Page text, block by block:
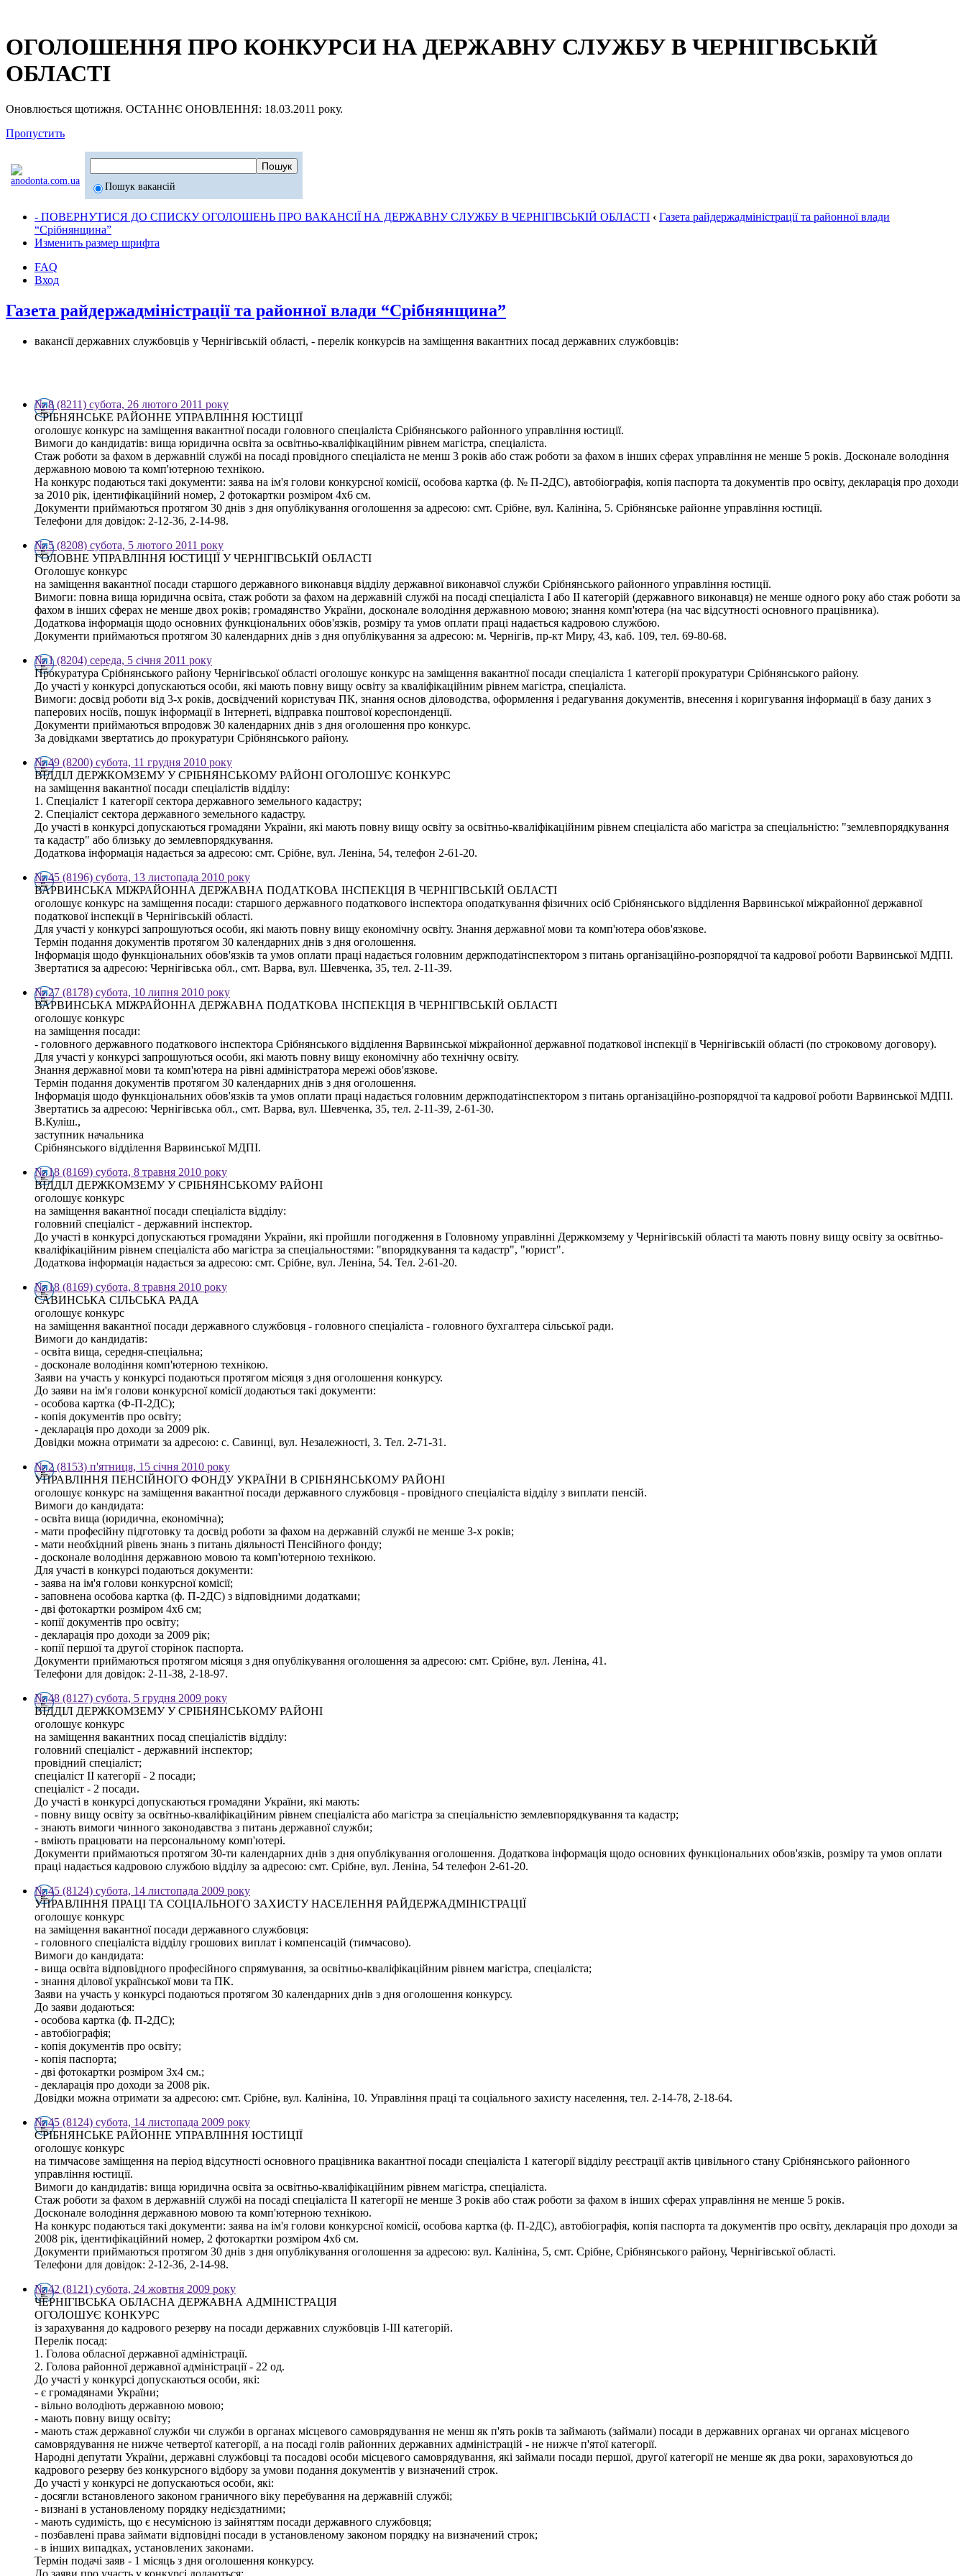
ОГОЛОШЕННЯ ПРО КОНКУРСИ НА ДЕРЖАВНУ СЛУЖБУ В ЧЕРНІГІВСЬКІЙ
ОБЛАСТІ
Оновлюється щотижня. ОСТАННЄ ОНОВЛЕННЯ: 18.03.2011 року.
Пропустить
Пошук вакансій
- ПОВЕРНУТИСЯ ДО СПИСКУ ОГОЛОШЕНЬ ПРО ВАКАНСІЇ НА ДЕРЖАВНУ СЛУЖБУ В ЧЕРНІГІВСЬКІЙ ОБЛАСТІ ‹ Газета райдержадміністрації та районної влади
“Срібнянщина”
Изменить размер шрифта
FAQ
Вход
Газета райдержадміністрації та районної влади “Срібнянщина”
вакансії державних службовців у Чернігівській області, - перелік конкурсів на заміщення вакантних посад державних службовців:
№ 8 (8211) субота, 26 лютого 2011 року
СРІБНЯНСЬКЕ РАЙОННЕ УПРАВЛІННЯ ЮСТИЦІЇ
оголошує конкурс на заміщення вакантної посади головного спеціаліста Срібнянського районного управління юстиції.
Вимоги до кандидатів: вища юридична освіта за освітньо-кваліфікаційним рівнем магістра, спеціаліста.
Стаж роботи за фахом в державній службі на посаді провідного спеціаліста не менш 3 років або стаж роботи за фахом в інших сферах управління не менше 5 років. Досконале володіння
державною мовою та комп'ютерною технікою.
На конкурс подаються такі документи: заява на ім'я голови конкурсної комісії, особова картка (ф. № П-2ДС), автобіографія, копія паспорта та документів про освіту, декларація про доходи
за 2010 рік, ідентифікаційний номер, 2 фотокартки розміром 4х6 см.
Документи приймаються протягом 30 днів з дня опублікування оголошення за адресою: смт. Срібне, вул. Калініна, 5. Срібнянське районне управління юстиції.
Телефони для довідок: 2-12-36, 2-14-98.
№ 5 (8208) субота, 5 лютого 2011 року
ГОЛОВНЕ УПРАВЛІННЯ ЮСТИЦІЇ У ЧЕРНІГІВСЬКІЙ ОБЛАСТІ
Оголошує конкурс
на заміщення вакантної посади старшого державного виконавця відділу державної виконавчої служби Срібнянського районного управління юстиції.
Вимоги: повна вища юридична освіта, стаж роботи за фахом на державній службі на посаді спеціаліста І або ІІ категорій (державного виконавця) не менше одного року або стаж роботи за
фахом в інших сферах не менше двох років; громадянство України, досконале володіння державною мовою; знання комп'ютера (на час відсутності основного працівника).
Додаткова інформація щодо основних функціональних обов'язків, розміру та умов оплати праці надається кадровою службою.
Документи приймаються протягом 30 календарних днів з дня опублікування за адресою: м. Чернігів, пр-кт Миру, 43, каб. 109, тел. 69-80-68.
№ 1 (8204) середа, 5 січня 2011 року
Прокуратура Срібнянського району Чернігівської області оголошує конкурс на заміщення вакантної посади спеціаліста 1 категорії прокуратури Срібнянського району.
До участі у конкурсі допускаються особи, які мають повну вищу освіту за кваліфікаційним рівнем магістра, спеціаліста.
Вимоги: досвід роботи від 3-х років, досвідчений користувач ПК, знання основ діловодства, оформлення і редагування документів, внесення і коригування інформації в базу даних з
паперових носіїв, пошук інформації в Інтернеті, відправка поштової кореспонденції.
Документи приймаються впродовж 30 календарних днів з дня оголошення про конкурс.
За довідками звертатись до прокуратури Срібнянського району.
№ 49 (8200) субота, 11 грудня 2010 року
ВІДДІЛ ДЕРЖКОМЗЕМУ У СРІБНЯНСЬКОМУ РАЙОНІ ОГОЛОШУЄ КОНКУРС
на заміщення вакантної посади спеціалістів відділу:
1. Спеціаліст 1 категорії сектора державного земельного кадастру;
2. Спеціаліст сектора державного земельного кадастру.
До участі в конкурсі допускаються громадяни України, які мають повну вищу освіту за освітньо-кваліфікаційним рівнем спеціаліста або магістра за спеціальністю: "землевпорядкування
та кадастр" або близьку до землевпорядкування.
Додаткова інформація надається за адресою: смт. Срібне, вул. Леніна, 54, телефон 2-61-20.
№ 45 (8196) субота, 13 листопада 2010 року
ВАРВИНСЬКА МІЖРАЙОННА ДЕРЖАВНА ПОДАТКОВА ІНСПЕКЦІЯ В ЧЕРНІГІВСЬКІЙ ОБЛАСТІ
оголошує конкурс на заміщення посади: старшого державного податкового інспектора оподаткування фізичних осіб Срібнянського відділення Варвинської міжрайонної державної
податкової інспекції в Чернігівській області.
Для участі у конкурсі запрошуються особи, які мають повну вищу економічну освіту. Знання державної мови та комп'ютера обов'язкове.
Термін подання документів протягом 30 календарних днів з дня оголошення.
Інформація щодо функціональних обов'язків та умов оплати праці надається головним держподатінспектором з питань організаційно-розпорядчої та кадрової роботи Варвинської МДПІ.
Звертатися за адресою: Чернігівська обл., смт. Варва, вул. Шевченка, 35, тел. 2-11-39.
№ 27 (8178) субота, 10 липня 2010 року
ВАРВИНСЬКА МІЖРАЙОННА ДЕРЖАВНА ПОДАТКОВА ІНСПЕКЦІЯ В ЧЕРНІГІВСЬКІЙ ОБЛАСТІ
оголошує конкурс
на заміщення посади:
- головного державного податкового інспектора Срібнянського відділення Варвинської міжрайонної державної податкової інспекції в Чернігівській області (по строковому договору).
Для участі у конкурсі запрошуються особи, які мають повну вищу економічну або технічну освіту.
Знання державної мови та комп'ютера на рівні адміністратора мережі обов'язкове.
Термін подання документів протягом 30 календарних днів з дня оголошення.
Інформація щодо функціональних обов'язків та умов оплати праці надається головним держподатінспектором з питань організаційно-розпорядчої та кадрової роботи Варвинської МДПІ.
Звертатись за адресою: Чернігівська обл., смт. Варва, вул. Шевченка, 35, тел. 2-11-39, 2-61-30.
В.Куліш.,
заступник начальника
Срібнянського відділення Варвинської МДПІ.
№ 18 (8169) субота, 8 травня 2010 року
ВІДДІЛ ДЕРЖКОМЗЕМУ У СРІБНЯНСЬКОМУ РАЙОНІ
оголошує конкурс
на заміщення вакантної посади спеціаліста відділу:
головний спеціаліст - державний інспектор.
До участі в конкурсі допускаються громадяни України, які пройшли погодження в Головному управлінні Держкомзему у Чернігівській області та мають повну вищу освіту за освітньо-
кваліфікаційним рівнем спеціаліста або магістра за спеціальностями: "впорядкування та кадастр", "юрист".
Додаткова інформація надається за адресою: смт. Срібне, вул. Леніна, 54. Тел. 2-61-20.
№ 18 (8169) субота, 8 травня 2010 року
САВИНСЬКА СІЛЬСЬКА РАДА
оголошує конкурс
на заміщення вакантної посади державного службовця - головного спеціаліста - головного бухгалтера сільської ради.
Вимоги до кандидатів:
- освіта вища, середня-спеціальна;
- досконале володіння комп'ютерною технікою.
Заяви на участь у конкурсі подаються протягом місяця з дня оголошення конкурсу.
До заяви на ім'я голови конкурсної комісії додаються такі документи:
- особова картка (Ф-П-2ДС);
- копія документів про освіту;
- декларація про доходи за 2009 рік.
Довідки можна отримати за адресою: с. Савинці, вул. Незалежності, 3. Тел. 2-71-31.
№ 2 (8153) п'ятниця, 15 січня 2010 року
УПРАВЛІННЯ ПЕНСІЙНОГО ФОНДУ УКРАЇНИ В СРІБНЯНСЬКОМУ РАЙОНІ
оголошує конкурс на заміщення вакантної посади державного службовця - провідного спеціаліста відділу з виплати пенсій.
Вимоги до кандидата:
- освіта вища (юридична, економічна);
- мати професійну підготовку та досвід роботи за фахом на державній службі не менше 3-х років;
- мати необхідний рівень знань з питань діяльності Пенсійного фонду;
- досконале володіння державною мовою та комп'ютерною технікою.
Для участі в конкурсі подаються документи:
- заява на ім'я голови конкурсної комісії;
- заповнена особова картка (ф. П-2ДС) з відповідними додатками;
- дві фотокартки розміром 4х6 см;
- копії документів про освіту;
- декларація про доходи за 2009 рік;
- копії першої та другої сторінок паспорта.
Документи приймаються протягом місяця з дня опублікування оголошення за адресою: смт. Срібне, вул. Леніна, 41.
Телефони для довідок: 2-11-38, 2-18-97.
№ 48 (8127) субота, 5 грудня 2009 року
ВІДДІЛ ДЕРЖКОМЗЕМУ У СРІБНЯНСЬКОМУ РАЙОНІ
оголошує конкурс
на заміщення вакантних посад спеціалістів відділу:
головний спеціаліст - державний інспектор;
провідний спеціаліст;
спеціаліст ІІ категорії - 2 посади;
спеціаліст - 2 посади.
До участі в конкурсі допускаються громадяни України, які мають:
- повну вищу освіту за освітньо-кваліфікаційним рівнем спеціаліста або магістра за спеціальністю землевпорядкування та кадастр;
- знають вимоги чинного законодавства з питань державної служби;
- вміють працювати на персональному комп'ютері.
Документи приймаються протягом 30-ти календарних днів з дня опублікування оголошення. Додаткова інформація щодо основних функціональних обов'язків, розміру та умов оплати
праці надається кадровою службою відділу за адресою: смт. Срібне, вул. Леніна, 54 телефон 2-61-20.
№ 45 (8124) субота, 14 листопада 2009 року
УПРАВЛІННЯ ПРАЦІ ТА СОЦІАЛЬНОГО ЗАХИСТУ НАСЕЛЕННЯ РАЙДЕРЖАДМІНІСТРАЦІЇ
оголошує конкурс
на заміщення вакантної посади державного службовця:
- головного спеціаліста відділу грошових виплат і компенсацій (тимчасово).
Вимоги до кандидата:
- вища освіта відповідного професійного спрямування, за освітньо-кваліфікаційним рівнем магістра, спеціаліста;
- знання ділової української мови та ПК.
Заяви на участь у конкурсі подаються протягом 30 календарних днів з дня оголошення конкурсу.
До заяви додаються:
- особова картка (ф. П-2ДС);
- автобіографія;
- копія документів про освіту;
- копія паспорта;
- дві фотокартки розміром 3х4 см.;
- декларація про доходи за 2008 рік.
Довідки можна отримати за адресою: смт. Срібне, вул. Калініна, 10. Управління праці та соціального захисту населення, тел. 2-14-78, 2-18-64.
№ 45 (8124) субота, 14 листопада 2009 року
СРІБНЯНСЬКЕ РАЙОННЕ УПРАВЛІННЯ ЮСТИЦІЇ
оголошує конкурс
на тимчасове заміщення на період відсутності основного працівника вакантної посади спеціаліста 1 категорії відділу реєстрації актів цивільного стану Срібнянського районного
управління юстиції.
Вимоги до кандидатів: вища юридична освіта за освітньо-кваліфікаційним рівнем магістра, спеціаліста.
Стаж роботи за фахом в державній службі на посаді спеціаліста ІІ категорії не менше 3 років або стаж роботи за фахом в інших сферах управління не менше 5 років.
Досконале володіння державною мовою та комп'ютерною технікою.
На конкурс подаються такі документи: заява на ім'я голови конкурсної комісії, особова картка (ф. П-2ДС), автобіографія, копія паспорта та документів про освіту, декларація про доходи за
2008 рік, ідентифікаційний номер, 2 фотокартки розміром 4х6 см.
Документи приймаються протягом 30 днів з дня опублікування оголошення за адресою: вул. Калініна, 5, смт. Срібне, Срібнянського району, Чернігівської області.
Телефони для довідок: 2-12-36, 2-14-98.
№ 42 (8121) субота, 24 жовтня 2009 року
ЧЕРНІГІВСЬКА ОБЛАСНА ДЕРЖАВНА АДМІНІСТРАЦІЯ
ОГОЛОШУЄ КОНКУРС
із зарахування до кадрового резерву на посади державних службовців І-ІІІ категорій.
Перелік посад:
1. Голова обласної державної адміністрації.
2. Голова районної державної адміністрації - 22 од.
До участі у конкурсі допускаються особи, які:
- є громадянами України;
- вільно володіють державною мовою;
- мають повну вищу освіту;
- мають стаж державної служби чи служби в органах місцевого самоврядування не менш як п'ять років та займають (займали) посади в державних органах чи органах місцевого
самоврядування не нижче четвертої категорії, а на посаді голів районних державних адміністрацій - не нижче п'ятої категорії.
Народні депутати України, державні службовці та посадові особи місцевого самоврядування, які займали посади першої, другої категорії не менше як два роки, зараховуються до
кадрового резерву без конкурсного відбору за умови подання документів у визначений строк.
До участі у конкурсі не допускаються особи, які:
- досягли встановленого законом граничного віку перебування на державній службі;
- визнані в установленому порядку недієздатними;
- мають судимість, що є несумісною із зайняттям посади державного службовця;
- позбавлені права займати відповідні посади в установленому законом порядку на визначений строк;
- в інших випадках, установлених законами.
Термін подачі заяв - 1 місяць з дня оголошення конкурсу.
До заяви про участь у конкурсі додаються: